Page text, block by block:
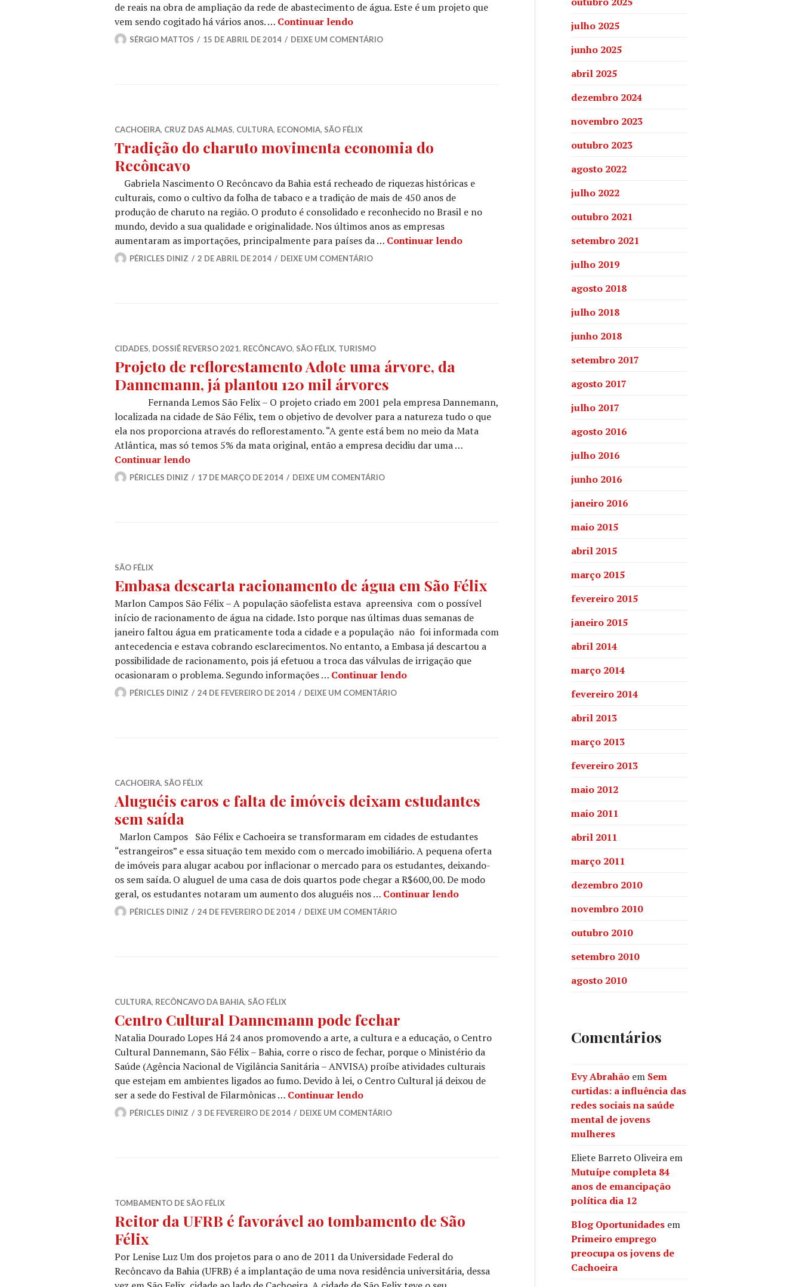
de reais na obra de ampliação da rede de abastecimento de água. Este é um projeto que
vem sendo cogitado há vários anos. … Continuar lendoEmbasa amplia rede de água em cidades do Recôncavo
SÉRGIO MATTOS 15 DE ABRIL DE 2014 DEIXE UM COMENTÁRIO
CACHOEIRA, CRUZ DAS ALMAS, CULTURA, ECONOMIA, SÃO FÉLIX
Tradição do charuto movimenta economia do
Recôncavo
Gabriela Nascimento O Recôncavo da Bahia está recheado de riquezas históricas e
culturais, como o cultivo da folha de tabaco e a tradição de mais de 450 anos de
produção de charuto na região. O produto é consolidado e reconhecido no Brasil e no
mundo, devido a sua qualidade e originalidade. Nos últimos anos as empresas
aumentaram as importações, principalmente para países da … Continuar lendoTradição do charuto movimenta economia do Recôncavo
PÉRICLES DINIZ 2 DE ABRIL DE 2014 DEIXE UM COMENTÁRIO
CIDADES, DOSSIÊ REVERSO 2021, RECÔNCAVO, SÃO FÉLIX, TURISMO
Projeto de reflorestamento Adote uma árvore, da
Dannemann, já plantou 120 mil árvores
Fernanda Lemos São Felix – O projeto criado em 2001 pela empresa Dannemann,
localizada na cidade de São Félix, tem o objetivo de devolver para a natureza tudo o que
ela nos proporciona através do reflorestamento. “A gente está bem no meio da Mata
Atlântica, mas só temos 5% da mata original, então a empresa decidiu dar uma …
Continuar lendoProjeto de reflorestamento Adote uma árvore, da Dannemann, já plantou 120 mil árvores
PÉRICLES DINIZ 17 DE MARÇO DE 2014 DEIXE UM COMENTÁRIO
SÃO FÉLIX
Embasa descarta racionamento de água em São Félix
Marlon Campos São Félix – A população sãofelista estava apreensiva com o possível
início de racionamento de água na cidade. Isto porque nas últimas duas semanas de
janeiro faltou água em praticamente toda a cidade e a população não foi informada com
antecedencia e estava cobrando esclarecimentos. No entanto, a Embasa já descartou a
possibilidade de racionamento, pois já efetuou a troca das válvulas de irrigação que
ocasionaram o problema. Segundo informações … Continuar lendoEmbasa descarta racionamento de água em São Félix
PÉRICLES DINIZ 24 DE FEVEREIRO DE 2014 DEIXE UM COMENTÁRIO
CACHOEIRA, SÃO FÉLIX
Aluguéis caros e falta de imóveis deixam estudantes
sem saída
Marlon Campos São Félix e Cachoeira se transformaram em cidades de estudantes
“estrangeiros” e essa situação tem mexido com o mercado imobiliário. A pequena oferta
de imóveis para alugar acabou por inflacionar o mercado para os estudantes, deixando-
os sem saída. O aluguel de uma casa de dois quartos pode chegar a R$600,00. De modo
geral, os estudantes notaram um aumento dos aluguéis nos … Continuar lendoAluguéis caros e falta de imóveis deixam estudantes sem saída
PÉRICLES DINIZ 24 DE FEVEREIRO DE 2014 DEIXE UM COMENTÁRIO
CULTURA, RECÔNCAVO DA BAHIA, SÃO FÉLIX
Centro Cultural Dannemann pode fechar
Natalia Dourado Lopes Há 24 anos promovendo a arte, a cultura e a educação, o Centro
Cultural Dannemann, São Félix – Bahia, corre o risco de fechar, porque o Ministério da
Saúde (Agência Nacional de Vigilância Sanitária – ANVISA) proíbe atividades culturais
que estejam em ambientes ligados ao fumo. Devido à lei, o Centro Cultural já deixou de
ser a sede do Festival de Filarmônicas … Continuar lendoCentro Cultural Dannemann pode fechar
PÉRICLES DINIZ 3 DE FEVEREIRO DE 2014 DEIXE UM COMENTÁRIO
TOMBAMENTO DE SÃO FÉLIX
Reitor da UFRB é favorável ao tombamento de São
Félix
Por Lenise Luz Um dos projetos para o ano de 2011 da Universidade Federal do
Recôncavo da Bahia (UFRB) é a implantação de uma nova residência universitária, dessa
julho 2025
junho 2025
abril 2025
dezembro 2024
novembro 2023
outubro 2023
agosto 2022
julho 2022
outubro 2021
setembro 2021
julho 2019
agosto 2018
julho 2018
junho 2018
setembro 2017
agosto 2017
julho 2017
agosto 2016
julho 2016
junho 2016
janeiro 2016
maio 2015
abril 2015
março 2015
fevereiro 2015
janeiro 2015
abril 2014
março 2014
fevereiro 2014
abril 2013
março 2013
fevereiro 2013
maio 2012
maio 2011
abril 2011
março 2011
dezembro 2010
novembro 2010
outubro 2010
setembro 2010
agosto 2010
Comentários
Evy Abrahão em Sem
curtidas: a influência das
redes sociais na saúde
mental de jovens
mulheres
Eliete Barreto Oliveira em
Mutuípe completa 84
anos de emancipação
política dia 12
Blog Oportunidades em
Primeiro emprego
preocupa os jovens de
Cachoeira